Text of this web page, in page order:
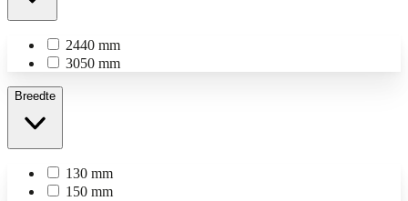
2440 mm
3050 mm
Breedte
130 mm
150 mm